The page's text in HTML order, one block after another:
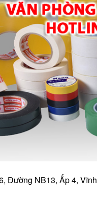
Đường NB13, Ấp 4,